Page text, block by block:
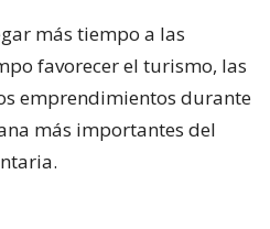
más tiempo a las
favorecer el turismo, las
emprendimientos durante
más importantes del